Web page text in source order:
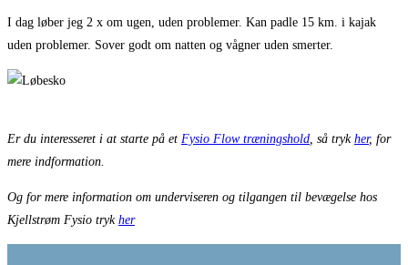
I dag løber jeg 2 x om ugen, uden problemer. Kan padle 15 km. i kajak
uden problemer. Sover godt om natten og vågner uden smerter.
Er du interesseret i at starte på et Fysio Flow træningshold , så tryk her, for
mere indformation.
Og for mere information om underviseren og tilgangen til bevægelse hos
Kjellstrøm Fysio tryk her